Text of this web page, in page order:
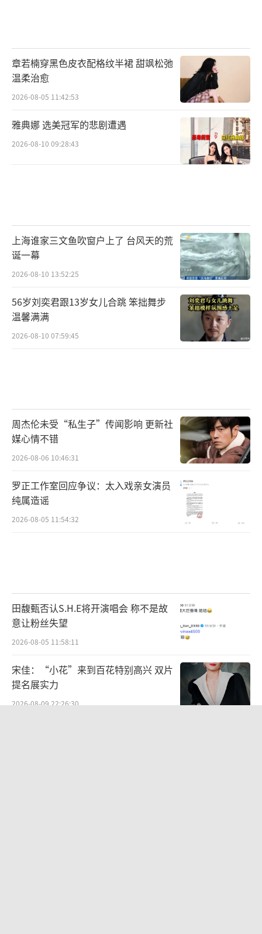
章若楠穿黑色皮衣配格纹半裙 甜飒松弛
温柔治愈
2026-08-05 11:42:53
雅典娜 选美冠军的悲剧遭遇
2026-08-10 09:28:43
上海谁家三文鱼吹窗户上了 台风天的荒
诞一幕
2026-08-10 13:52:25
56岁刘奕君跟13岁女儿合跳 笨拙舞步
温馨满满
2026-08-10 07:59:45
周杰伦未受“私生子”传闻影响 更新社
媒心情不错
2026-08-06 10:46:31
罗正工作室回应争议：太入戏亲女演员
纯属造谣
2026-08-05 11:54:32
田馥甄否认S.H.E将开演唱会 称不是故
意让粉丝失望
2026-08-05 11:58:11
宋佳：“小花”来到百花特别高兴 双片
提名展实力
2026-08-09 22:26:30